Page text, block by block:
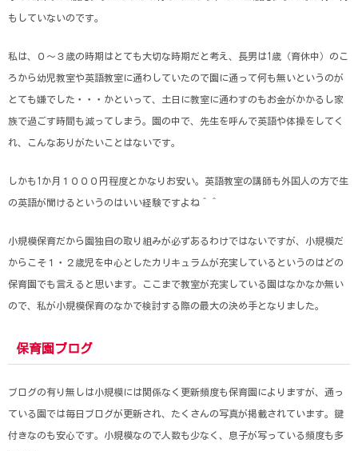
もしていないのです。
私は、０～３歳の時期はとても大切な時期だと考え、長男は1歳（育休中）のこ
ろから幼児教室や英語教室に通わしていたので園に通って何も無いというのが
とても嫌でした・・・かといって、土日に教室に通わすのもお金がかかるし家
族で過ごす時間も減ってしまう。園の中で、先生を呼んで英語や体操をしてく
れ、こんなありがたいことはないです。
しかも1か月１０００円程度とかなりお安い。英語教室の講師も外国人の方で生
の英語が聞けるというのはいい経験ですよね＾＾
小規模保育だから園独自の取り組みが必ずあるわけではないですが、小規模だ
からこそ１・２歳児を中心としたカリキュラムが充実しているというのはどの
保育園でも言えると思います。ここまで教室が充実している園はなかなか無い
ので、私が小規模保育のなかで検討する際の最大の決め手となりました。
保育園ブログ
ブログの有り無しは小規模には関係なく更新頻度も保育園によりますが、通っ
ている園では毎日ブログが更新され、たくさんの写真が掲載されています。鍵
付きなのも安心です。小規模なので人数も少なく、息子が写っている頻度も多